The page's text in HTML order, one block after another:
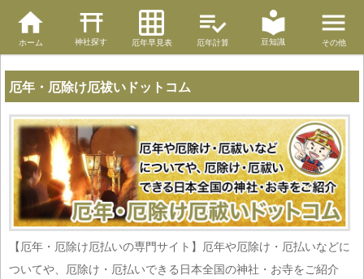
ホーム 神社探す 厄年早見表 厄年計算 豆知識 その他
厄年・厄除け厄祓いドットコム
【厄年・厄除け厄払いの専門サイト】厄年や厄除け・厄払いなどに
ついてや、厄除け・厄払いできる日本全国の神社・お寺をご紹介